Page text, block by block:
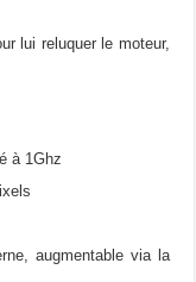
lui reluquer le moteur,
à 1Ghz
augmentable via la